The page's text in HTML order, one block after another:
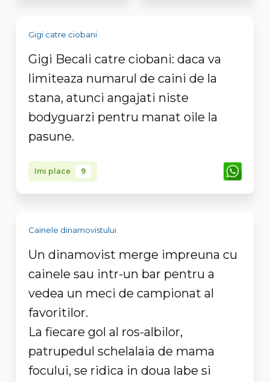
Gigi catre ciobani
Gigi Becali catre ciobani: daca va
limiteaza numarul de caini de la
stana, atunci angajati niste
bodyguarzi pentru manat oile la
pasune.
Imi place 9
Cainele dinamovistului
Un dinamovist merge impreuna cu
cainele sau intr-un bar pentru a
vedea un meci de campionat al
favoritilor.
La fiecare gol al ros-albilor,
patrupedul schelalaia de mama
focului, se ridica in doua labe si